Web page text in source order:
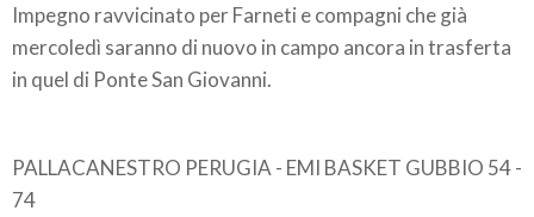
Impegno ravvicinato per Farneti e compagni che già
mercoledì saranno di nuovo in campo ancora in trasferta
in quel di Ponte San Giovanni.
PALLACANESTRO PERUGIA - EMI BASKET GUBBIO 54 -
74